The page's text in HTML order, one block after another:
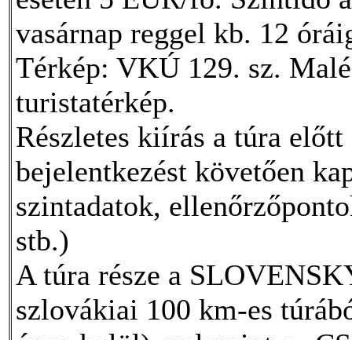
vasárnap reggel kb. 12
Térkép: VKÚ 129. sz.
turistatérkép.
Részletes kiírás a túra
bejelentkezést követően
szintadatok,
stb.)
A túra része a
szlovákiai 100 km-es